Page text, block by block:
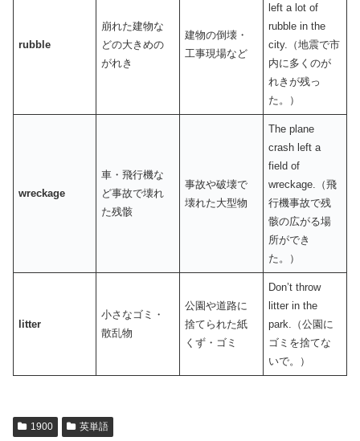
rubble
崩れた建物な
どの大きめの
がれき
建物の倒壊・
工事現場など
left a lot of
rubble in the
city.（地震で市
内に多くのが
れきが残っ
た。）
wreckage
車・飛行機な
ど事故で壊れ
た残骸
事故や破壊で
壊れた大型物
The plane
crash left a
field of
wreckage.（飛
行機事故で残
骸の広がる場
所ができ
た。）
litter
小さなゴミ・
散乱物
公園や道路に
捨てられた紙
くず・ゴミ
Don’t throw
litter in the
park.（公園に
ゴミを捨てな
いで。）
1900 英単語